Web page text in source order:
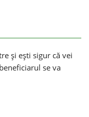
și ești sigur că vei
se va